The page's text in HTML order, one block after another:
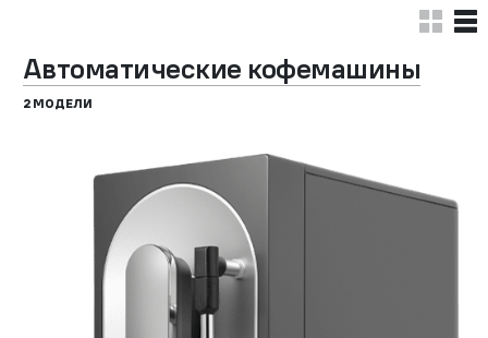
Автоматические кофемашины
2 МОДЕЛИ